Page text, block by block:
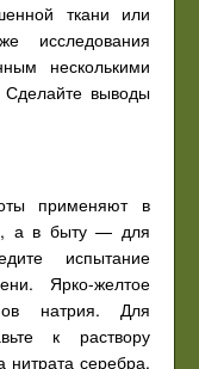
ткани или
исследования
несколькими
Сделайте выводы
применяют в
а в быту — для
испытание
Ярко-желтое
натрия. Для
к раствору
нитрата серебра.